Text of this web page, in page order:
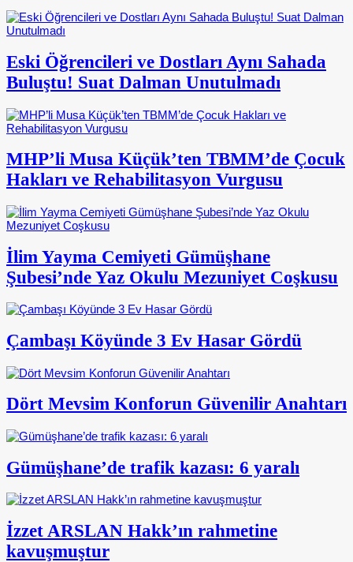
Eski Öğrencileri ve Dostları Aynı Sahada
Buluştu! Suat Dalman Unutulmadı
MHP’li Musa Küçük’ten TBMM’de Çocuk
Hakları ve Rehabilitasyon Vurgusu
İlim Yayma Cemiyeti Gümüşhane
Şubesi’nde Yaz Okulu Mezuniyet Coşkusu
Çambaşı Köyünde 3 Ev Hasar Gördü
Dört Mevsim Konforun Güvenilir Anahtarı
Gümüşhane’de trafik kazası: 6 yaralı
İzzet ARSLAN Hakk’ın rahmetine
kavuşmuştur